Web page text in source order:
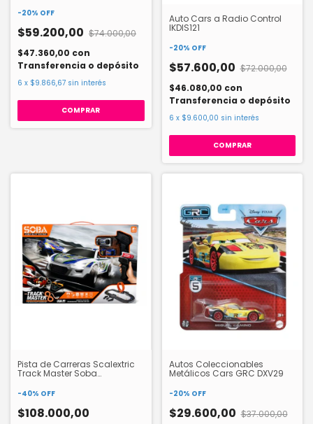
-20% OFF
$59.200,00 $74.000,00
$47.360,00 con
Transferencia o depósito
6 x $9.866,67 sin interés
Auto Cars a Radio Control
IKDIS121
-20% OFF
$57.600,00 $72.000,00
$46.080,00 con
Transferencia o depósito
6 x $9.600,00 sin interés
Pista de Carreras Scalextric
Track Master Soba
-40% OFF
$108.000,00
Autos Coleccionables
Metálicos Cars GRC DXV29
-20% OFF
$29.600,00 $37.000,00